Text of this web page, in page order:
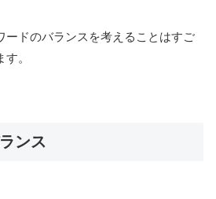
ードのバランスを考えることはすご
。
ンス